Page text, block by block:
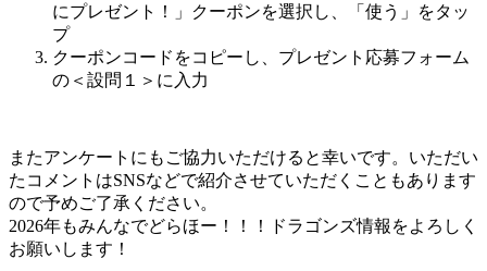
にプレゼント！」クーポンを選択し、「使う」をタッ
プ
クーポンコードをコピーし、プレゼント応募フォーム
の＜設問１＞に入力
またアンケートにもご協力いただけると幸いです。いただい
たコメントはSNSなどで紹介させていただくこともあります
ので予めご了承ください。
2026年もみんなでどらほー！！！ドラゴンズ情報をよろしく
お願いします！